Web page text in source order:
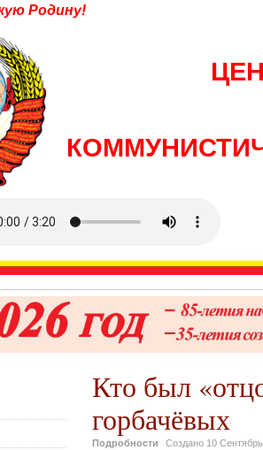
Родину!
Кто был
горбачёвых
Подробности Создано 10